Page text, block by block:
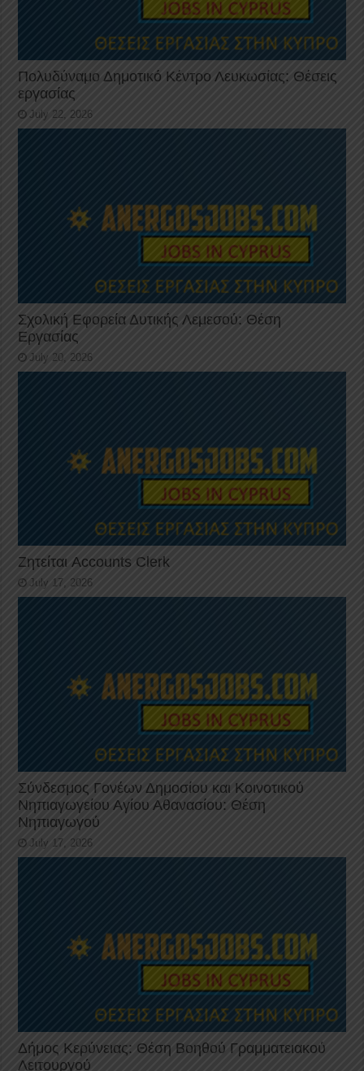
Πολυδύναμο Δημοτικό Κέντρο Λευκωσίας: Θέσεις
εργασίας
July 22, 2026
Σχολική Εφορεία Δυτικής Λεμεσού: Θέση
Εργασίας
July 20, 2026
Ζητείται Accounts Clerk
July 17, 2026
Σύνδεσμος Γονέων Δημοσίου και Κοινοτικού
Νηπιαγωγείου Αγίου Αθανασίου: Θέση
Νηπιαγωγού
July 17, 2026
Δήμος Κερύνειας: Θέση Βοηθού Γραμματειακού
Λειτουργού